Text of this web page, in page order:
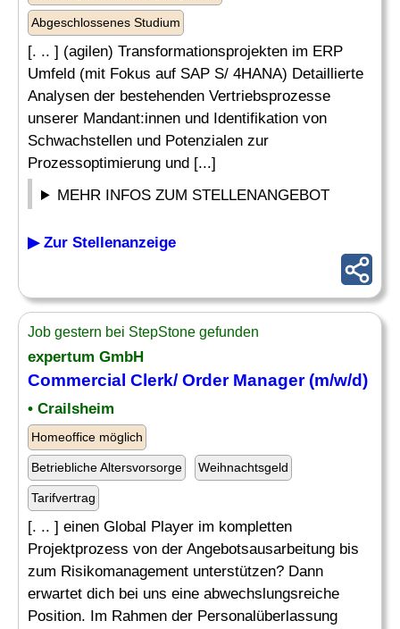
Abgeschlossenes Studium
[. .. ] (agilen) Transformationsprojekten im ERP
Umfeld (mit Fokus auf SAP S/ 4HANA) Detaillierte
Analysen der bestehenden Vertriebsprozesse
unserer Mandant:innen und Identifikation von
Schwachstellen und Potenzialen zur
Prozessoptimierung und [...]
MEHR INFOS ZUM STELLENANGEBOT
▶ Zur Stellenanzeige
Job gestern bei StepStone gefunden
expertum GmbH
Commercial Clerk/ OrderManager (m/w/d)
• Crailsheim
Homeoffice möglich
Betriebliche Altersvorsorge Weihnachtsgeld
Tarifvertrag
[. .. ] einen Global Player im kompletten
Projektprozess von der Angebotsausarbeitung bis
zum Risikomanagement unterstützen? Dann
erwartet dich bei uns eine abwechslungsreiche
Position. Im Rahmen der Personalüberlassung